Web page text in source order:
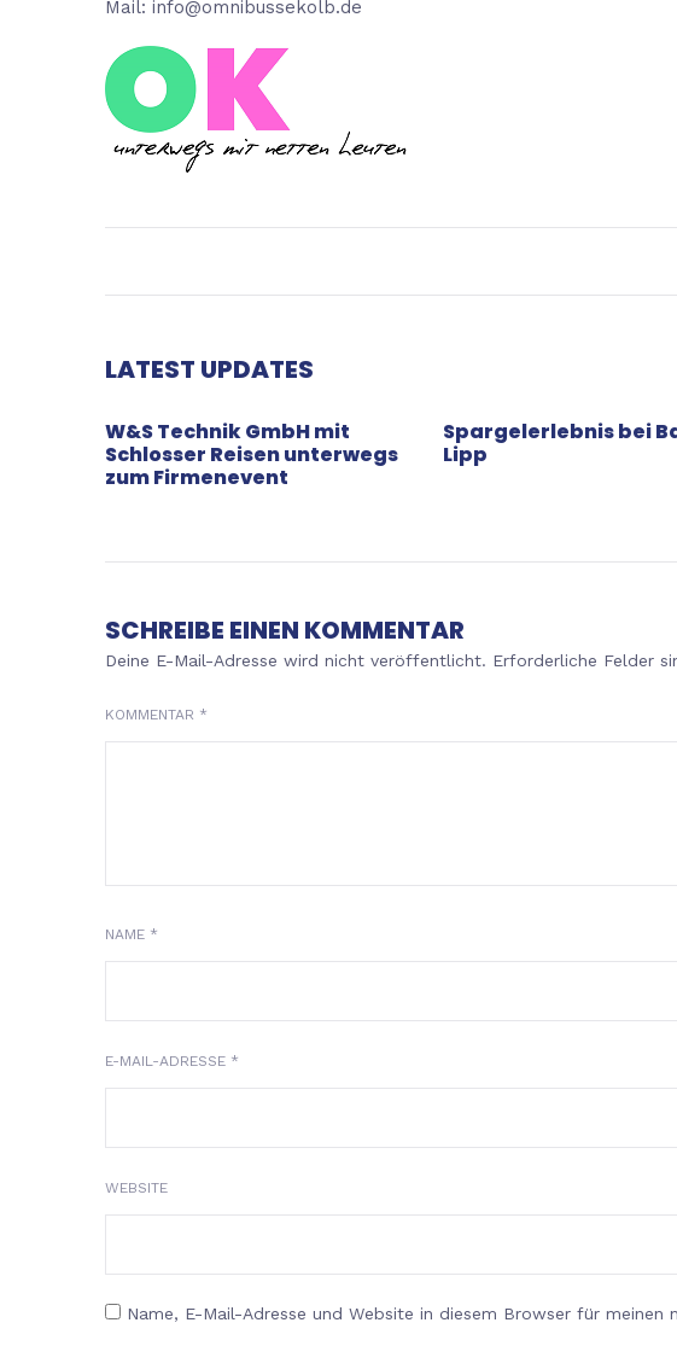
Mail: info@omnibussekolb.de
LATEST UPDATES
W&S Technik GmbH mit
Schlosser Reisen unterwegs
zum Firmenevent
Spargelerlebnis bei
Lipp
SCHREIBE EINEN KOMMENTAR
Deine E-Mail-Adresse wird nicht veröffentlicht. Erforderliche Felder
KOMMENTAR *
NAME *
E-MAIL-ADRESSE *
WEBSITE
Name, E-Mail-Adresse und Website in diesem Browser für meinen